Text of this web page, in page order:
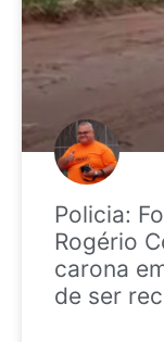
Policia:
Rogério
carona
de ser